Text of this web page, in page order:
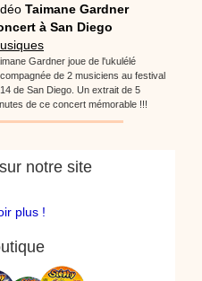
Taimane Gardner
à San Diego
Gardner joue de l'ukulélé
de 2 musiciens au festival
de San Diego. Un extrait de 5
de ce concert mémorable !!!
notre site
plus !